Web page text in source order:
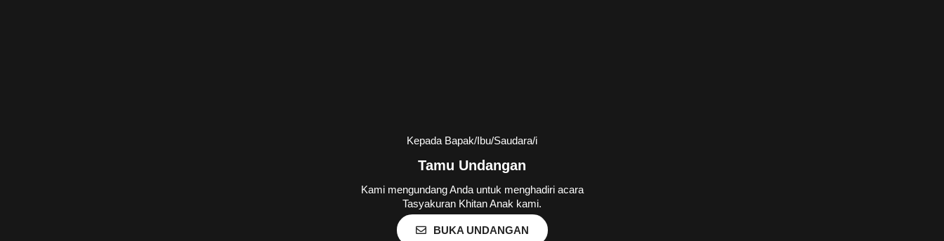
Kepada Bapak/Ibu/Saudara/i
Tamu Undangan
Kami mengundang Anda untuk menghadiri acara
Tasyakuran Khitan Anak kami.
BUKA UNDANGAN